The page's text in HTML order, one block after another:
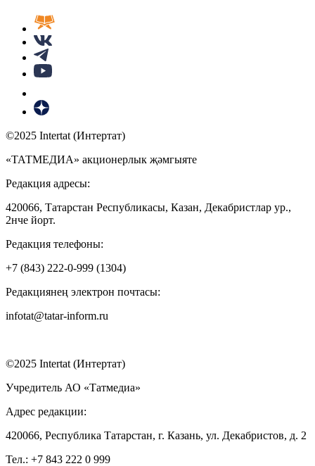
©2025 Intertat (Интертат)
«ТАТМЕДИА» акционерлык җәмгыяте
Редакция адресы:
420066, Татарстан Республикасы, Казан, Декабристлар ур.,
2нче йорт.
Редакция телефоны:
+7 (843) 222-0-999 (1304)
Редакциянең электрон почтасы:
infotat@tatar-inform.ru
©2025 Intertat (Интертат)
Учредитель АО «Татмедиа»
Адрес редакции:
420066, Республика Татарстан, г. Казань, ул. Декабристов, д. 2
Тел.: +7 843 222 0 999